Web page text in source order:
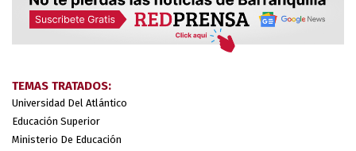
TEMAS TRATADOS:
Universidad Del Atlántico
Educación Superior
Ministerio De Educación